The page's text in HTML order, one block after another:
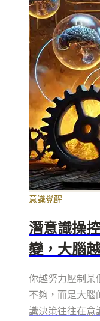
意識覺醒
潛意識操
變，大腦
你越努力壓制某
不夠，而是大腦
識決策往往在意